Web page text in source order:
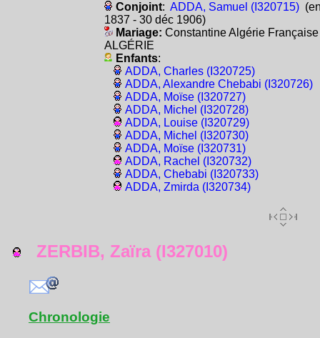
Conjoint: ADDA, Samuel (I320715)
1837 - 30 déc 1906)
Mariage: Constantine Algérie Française
ALGÉRIE
Enfants:
ADDA, Charles (I320725)
ADDA, Alexandre Chebabi (I320726)
ADDA, Moïse (I320727)
ADDA, Michel (I320728)
ADDA, Louise (I320729)
ADDA, Michel (I320730)
ADDA, Moïse (I320731)
ADDA, Rachel (I320732)
ADDA, Chebabi (I320733)
ADDA, Zmirda (I320734)
ZERBIB, Zaïra (I327010)
Chronologie